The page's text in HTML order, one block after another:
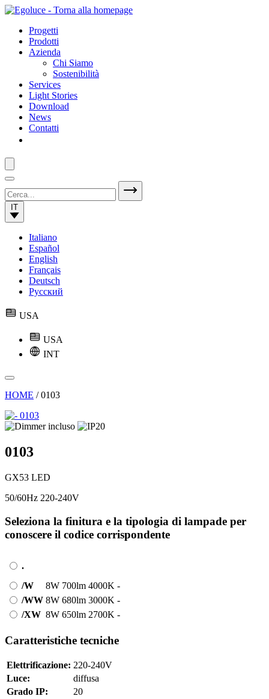
Progetti
Prodotti
Azienda
Chi Siamo
Sostenibilità
Services
Light Stories
Download
News
Contatti
IT
Italiano
Español
English
Français
Deutsch
Русский
USA
USA
INT
HOME / 0103
0103
GX53 LED
50/60Hz 220-240V
Seleziona la finitura e la tipologia di lampade per
conoscere il codice corrispondente
.
/W
8W 700lm 4000K -
/WW 8W 680lm 3000K -
/XW 8W 650lm 2700K -
Caratteristiche tecniche
Elettrificazione: 220-240V
Luce:
diffusa
Grado IP:
20